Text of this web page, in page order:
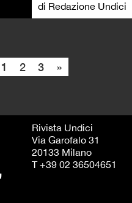
di Redazione Undici
1 2 3 »
Rivista Undici
Via Garofalo 31
20133 Milano
T +39 02 36504651